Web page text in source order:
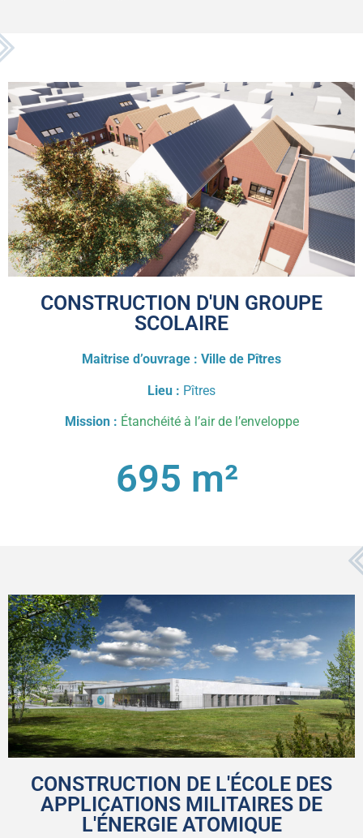
CONSTRUCTION D'UN GROUPE
SCOLAIRE
Maitrise d’ouvrage : Ville de Pîtres
Lieu : Pîtres
Mission : Étanchéité à l’air de l’enveloppe
695 m²
CONSTRUCTION DE L'ÉCOLE DES
APPLICATIONS MILITAIRES DE
L'ÉNERGIE ATOMIQUE